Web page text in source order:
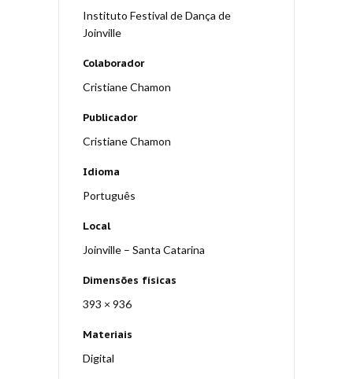
Instituto Festival de Dança de
Joinville
Colaborador
Cristiane Chamon
Publicador
Cristiane Chamon
Idioma
Português
Local
Joinville – Santa Catarina
Dimensões físicas
393 × 936
Materiais
Digital